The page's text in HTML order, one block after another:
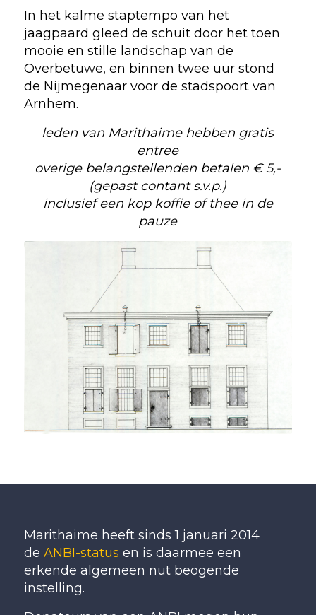
In het kalme staptempo van het
jaagpaard gleed de schuit door het toen
mooie en stille landschap van de
Overbetuwe, en binnen twee uur stond
de Nijmegenaar voor de stadspoort van
Arnhem.
leden van Marithaime hebben gratis
entree
overige belangstellenden betalen € 5,-
(gepast contant s.v.p.)
inclusief een kop koffie of thee in de
pauze
Marithaime heeft sinds 1 januari 2014
de ANBI-status en is daarmee een
erkende algemeen nut beogende
instelling.